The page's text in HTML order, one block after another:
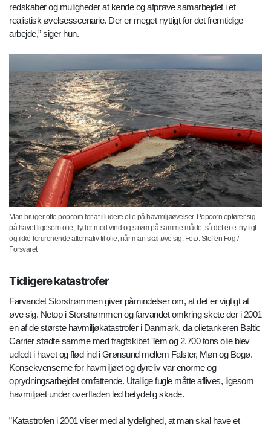
redskaber og muligheder at kende og afprøve samarbejdet i et
realistisk øvelsesscenarie. Der er meget nyttigt for det fremtidige
arbejde,” siger hun.
Man bruger ofte popcorn for at illudere olie på havmiljøøvelser. Popcorn opfører sig
på havet ligesom olie, flyder med vind og strøm på samme måde, så det er et nyttigt
og ikke-forurenende alternativ til olie, når man skal øve sig. Foto: Steffen Fog /
Forsvaret
Tidligere katastrofer
Farvandet Storstrømmen giver påmindelser om, at det er vigtigt at
øve sig. Netop i Storstrømmen og farvandet omkring skete der i 2001
en af de største havmiljøkatastrofer i Danmark, da olietankeren Baltic
Carrier stødte samme med fragtskibet Tern og 2.700 tons olie blev
udledt i havet og flød ind i Grønsund mellem Falster, Møn og Bogø.
Konsekvenserne for havmiljøet og dyreliv var enorme og
oprydningsarbejdet omfattende. Utallige fugle måtte aflives, ligesom
havmiljøet under overfladen led betydelig skade.
”Katastrofen i 2001 viser med al tydelighed, at man skal have et